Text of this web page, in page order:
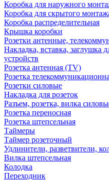
Коробка для наружного
Коробка для скрытого
Коробка распределительная
Крышка коробки
Розетки антенные,
Накладка, вставка, заглушка
устройств
Розетка антенная (TV)
Розетка
Розетки силовые
Накладка для розеток
Разъем, розетка, вилка
Розетка переносная
Розетка штепсельная
Таймеры
Таймер розеточный
Удлинители, разветвители,
Вилка штепсельная
Колодка
Переходник